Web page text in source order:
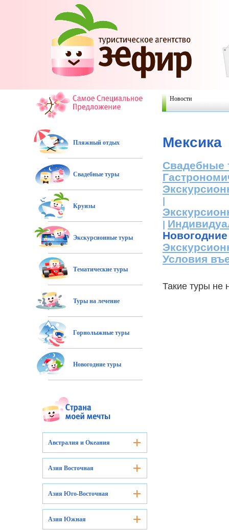
Новости
Пляжный отдых
Свадебные туры
Круизы
Экскурсионные туры
Тематические туры
Туры на лечение
Горнолыжные туры
Новогодние туры
Австралия и Океания
Азия Восточная
Азия Юго-Восточная
Азия Южная
Мексика
Свадебные
|
|
Условия
Такие туры не